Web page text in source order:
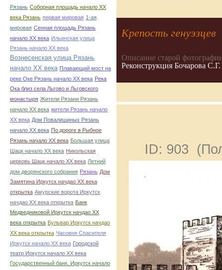
Рязань Соборная площадь начало ХХ
века Рязань первая мировая 1-ая
мировая Сенная площадь Рязань
начало ХХ века Ильинская улица
Рязань начало ХХ века
Вознесенская улица Рязань
начало ХХ века Плавающий мост на
реке Оке Рязань начало ХХ века Река
Ока близ села Льгово и Льговского
монастыря Жители Рязани Рязань
начало ХХ века жители Рязань начало
ХХ века Дом Повалишиных Рязань
начало ХХ века По дороге в Рыбное
Рязань начало ХХ века Большая улица
Шацк начало ХХ века Никольская
церковь Шацк начало ХХ века Летний
дом дворянского собрания Рязань Дом
Замятина Иркутск начдао ХХ века
открытка Амурские ворота Иркутск
начдао ХХ века открытка Банк
Медведниковой Иркутск начдао ХХ
века открытка Бульвар Иркутск начдао
ХХ века открытка Часовня Спасителя
Иркутск начало ХХ века Городской
театр Иркутск начало ХХ века
Государственный банк. Иркутск начало
Крепость генуэзцев
Описание старой
Реконструкция Бочарова С.Г.
ID: 903